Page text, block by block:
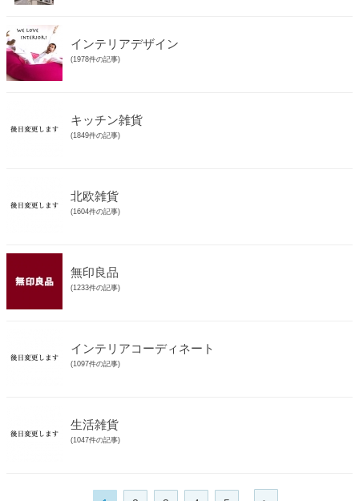
インテリアデザイン
(1978件の記事)
キッチン雑貨
(1849件の記事)
北欧雑貨
(1604件の記事)
無印良品
(1233件の記事)
インテリアコーディネート
(1097件の記事)
生活雑貨
(1047件の記事)